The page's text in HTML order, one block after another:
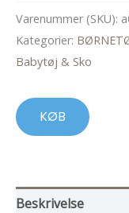
Varenummer (SKU):
Kategorier:
Babytøj & Sko
KØB
Beskrivelse